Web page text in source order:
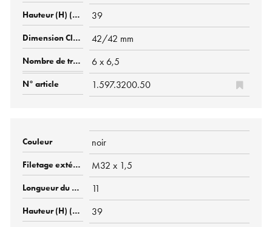
39
42/42 mm
6 x 6,5
1.597.3200.50
noir
M32 x 1,5
11
39